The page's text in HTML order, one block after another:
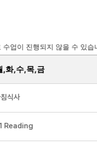
업이 진행되지 않을 수 있습
,화,수,목,금
식사
Reading